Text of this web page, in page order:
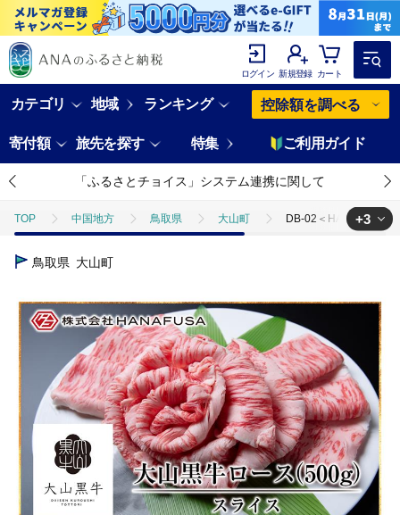
ログイン 新規登録 カート
カテゴリ 地域 ランキング 控除額を調べる
寄付額 旅先を探す 特集 ご利用ガイド
「ふるさとチョイス」システム連携に関して
TOP 中国地方 鳥取県 大山町 DB-02＜HANAFUSA
TOP
TOP 肉 牛肉 黒牛 DB-02＜HANAFUSA＞大山黒牛
+3
鳥取県 大山町